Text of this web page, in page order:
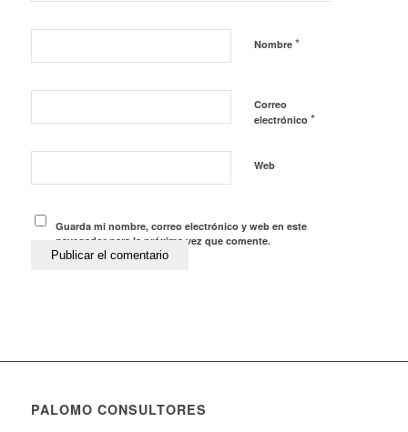
Nombre *
Correo
electrónico *
Web
Guarda mi nombre, correo electrónico y web en este
navegador para la próxima vez que comente.
PALOMO CONSULTORES